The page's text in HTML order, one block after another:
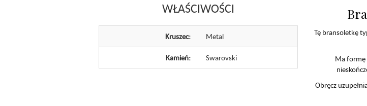
WŁAŚCIWOŚCI
Kruszec: Metal
Kamień: Swarovski
Tę bransoletkę
Ma
Obręcz